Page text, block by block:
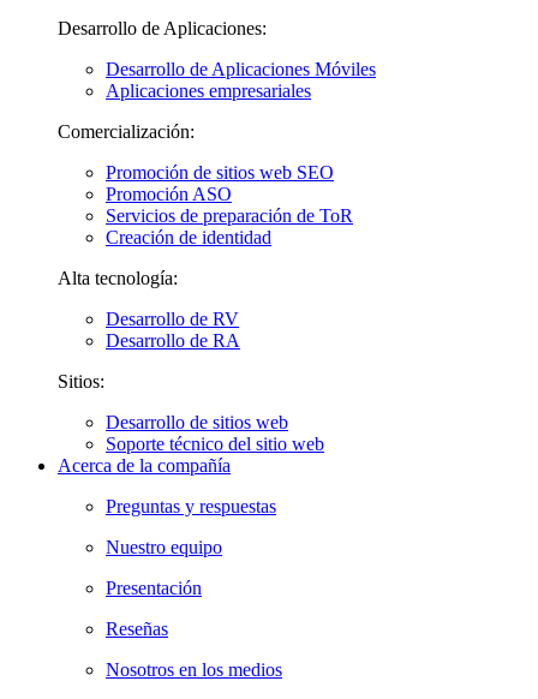
Desarrollo de Aplicaciones:
Desarrollo de Aplicaciones Móviles
Aplicaciones empresariales
Comercialización:
Promoción de sitios web SEO
Promoción ASO
Servicios de preparación de ToR
Creación de identidad
Alta tecnología:
Desarrollo de RV
Desarrollo de RA
Sitios:
Desarrollo de sitios web
Soporte técnico del sitio web
Acerca de la compañía
Preguntas y respuestas
Nuestro equipo
Presentación
Reseñas
Nosotros en los medios